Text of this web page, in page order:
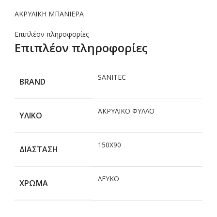
ΑΚΡΥΛΙΚΗ ΜΠΑΝΙΕΡΑ
Επιπλέον πληροφορίες
Επιπλέον πληροφορίες
BRAND SANITEC
ΥΛΙΚΟ ΑΚΡΥΛΙΚΟ ΦΥΛΛΟ
ΔΙΑΣΤΑΣΗ 150X90
ΧΡΩΜΑ ΛΕΥΚΟ